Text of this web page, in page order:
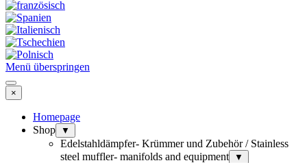
Menü überspringen
×
Homepage
Shop
▼
Edelstahldämpfer- Krümmer und Zubehör / Stainless
steel muffler- manifolds and equipment
▼